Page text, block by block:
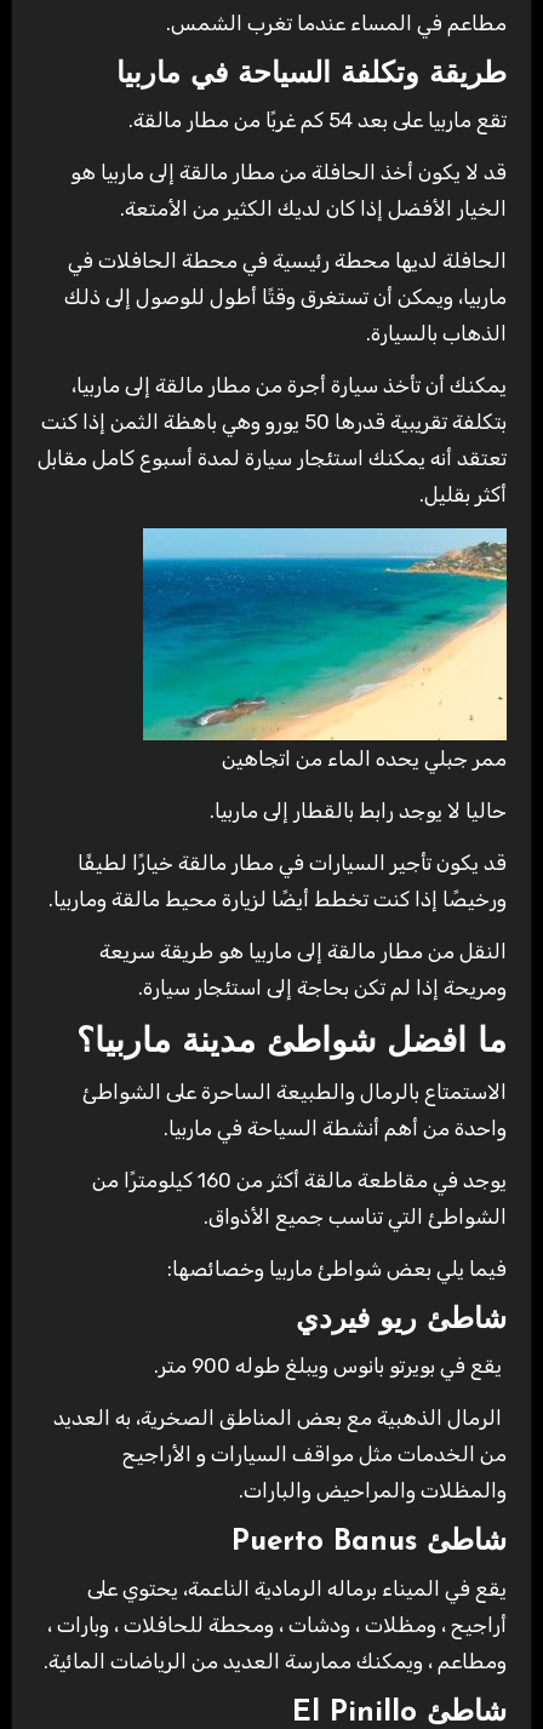
مطاعم في المساء عندما تغرب الشمس.
طريقة وتكلفة السياحة في ماربيا
تقع ماربيا على بعد 54 كم غربًا من مطار مالقة.
قد لا يكون أخذ الحافلة من مطار مالقة إلى ماربيا هو
الخيار الأفضل إذا كان لديك الكثير من الأمتعة.
الحافلة لديها محطة رئيسية في محطة الحافلات في
ماربيا، ويمكن أن تستغرق وقتًا أطول للوصول إلى ذلك
الذهاب بالسيارة.
يمكنك أن تأخذ سيارة أجرة من مطار مالقة إلى ماربيا،
بتكلفة تقريبية قدرها 50 يورو وهي باهظة الثمن إذا كنت
تعتقد أنه يمكنك استئجار سيارة لمدة أسبوع كامل مقابل
أكثر بقليل.
ممر جبلي يحده الماء من اتجاهين
حاليا لا يوجد رابط بالقطار إلى ماربيا.
قد يكون تأجير السيارات في مطار مالقة خيارًا لطيفًا
ورخيصًا إذا كنت تخطط أيضًا لزيارة محيط مالقة وماربيا.
النقل من مطار مالقة إلى ماربيا هو طريقة سريعة
ومريحة إذا لم تكن بحاجة إلى استئجار سيارة.
ما افضل شواطئ مدينة ماربيا؟
الاستمتاع بالرمال والطبيعة الساحرة على الشواطئ
واحدة من أهم أنشطة السياحة في ماربيا.
يوجد في مقاطعة مالقة أكثر من 160 كيلومترًا من
الشواطئ التي تناسب جميع الأذواق.
فيما يلي بعض شواطئ ماربيا وخصائصها:
شاطئ ريو فيردي
يقع في بويرتو بانوس ويبلغ طوله 900 متر.
الرمال الذهبية مع بعض المناطق الصخرية، به العديد
من الخدمات مثل مواقف السيارات و الأراجيح
والمظلات والمراحيض والبارات.
شاطئ Puerto Banus
يقع في الميناء برماله الرمادية الناعمة، يحتوي على
أراجيح ، ومظلات ، ودشات ، ومحطة للحافلات ، وبارات ،
ومطاعم ، ويمكنك ممارسة العديد من الرياضات المائية.
شاطئ El Pinillo